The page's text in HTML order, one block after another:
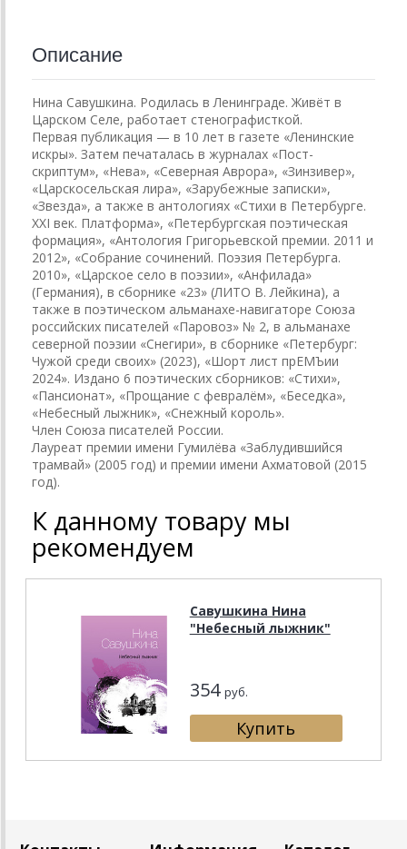
Описание
Нина Савушкина. Родилась в Ленинграде. Живёт в
Царском Селе, работает стенографисткой.
Первая публикация — в 10 лет в газете «Ленинские
искры». Затем печаталась в журналах «Пост­
скриптум», «Нева», «Северная Аврора», «Зинзивер»,
«Царскосельская лира», «Зарубежные записки»,
«Звезда», а также в антологиях «Стихи в Петербурге.
XXI век. Платформа», «Петербургская поэтическая
формация», «Антология Григорьевской премии. 2011 и
2012», «Собрание сочинений. Поэзия Петербурга.
2010», «Царское село в поэзии», «Анфилада»
(Германия), в сборнике «23» (ЛИТО В. Лейкина), а
также в поэтическом альманахе-навигаторе Союза
российских писателей «Паровоз» № 2, в альманахе
северной поэзии «Снегири», в сборнике «Петербург:
Чужой среди своих» (2023), «Шорт лист прЕМЪии
2024». Издано 6 поэтических сборников: «Стихи»,
«Пансионат», «Прощание с февралём», «Беседка»,
«Небесный лыжник», «Снежный король».
Член Союза писателей России.
Лауреат премии имени Гумилёва «Заблудившийся
трамвай» (2005 год) и премии имени Ахматовой (2015
год).
К данному товару мы
рекомендуем
Савушкина Нина
"Небесный лыжник"
354 руб.